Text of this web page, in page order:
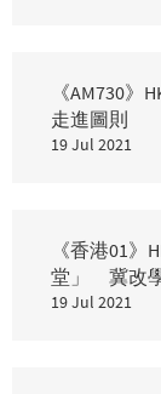
《AM730》
走進圖則
19 Jul 2021
《香港01》
堂」 冀改
19 Jul 2021